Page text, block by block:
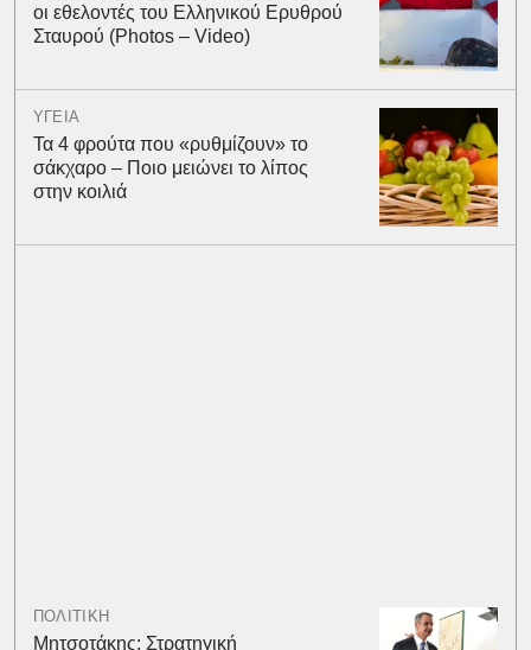
οι εθελοντές του Ελληνικού Ερυθρού
Σταυρού (Photos – Video)
ΥΓΕΙΑ
Τα 4 φρούτα που «ρυθμίζουν» το
σάκχαρο – Ποιο μειώνει το λίπος
στην κοιλιά
ΠΟΛΙΤΙΚΗ
Μητσοτάκης: Στρατηγική